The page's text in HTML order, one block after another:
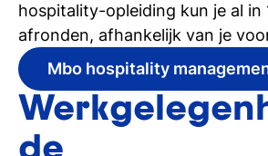
hospitality-opleiding kun je al in
afronden, afhankelijk van je
Mbo hospitality